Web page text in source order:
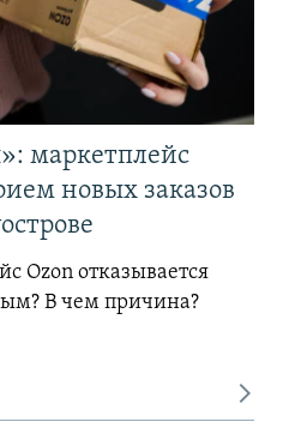
маркетплейс
новых заказов
Ozon отказывается
В чем причина?